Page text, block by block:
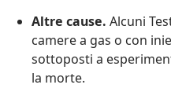
Altre cause. Alcuni
camere a gas o con
sottoposti a
la morte.